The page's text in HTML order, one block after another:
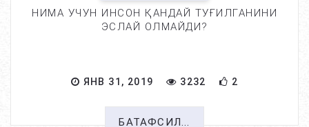
НИМА УЧУН ИНСОН ҚАНДАЙ ТУҒИЛГАНИНИ
ЭСЛАЙ ОЛМАЙДИ?
ЯНВ 31, 2019 3232 2
БАТАФСИЛ...